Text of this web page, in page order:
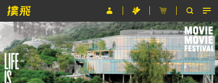
節目
主辦單位
關於撲飛